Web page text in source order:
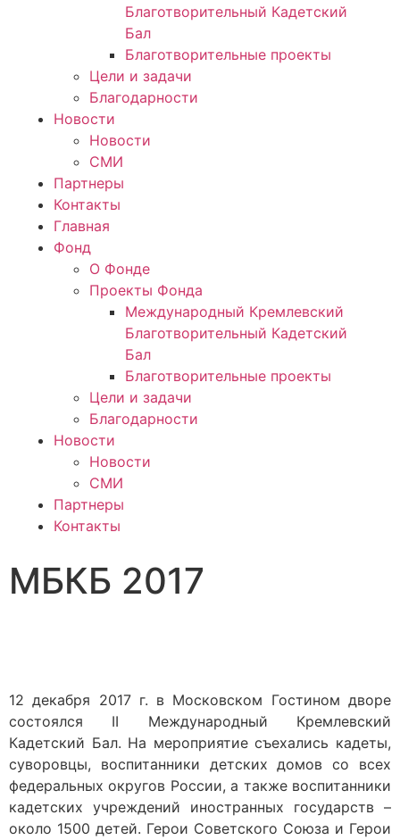
Благотворительный Кадетский
Бал
Благотворительные проекты
Цели и задачи
Благодарности
Новости
Новости
СМИ
Партнеры
Контакты
Главная
Фонд
О Фонде
Проекты Фонда
Международный Кремлевский
Благотворительный Кадетский
Бал
Благотворительные проекты
Цели и задачи
Благодарности
Новости
Новости
СМИ
Партнеры
Контакты
МБКБ 2017
12 декабря 2017 г. в Московском Гостином дворе
состоялся II Международный Кремлевский
Кадетский Бал. На мероприятие съехались кадеты,
суворовцы, воспитанники детских домов со всех
федеральных округов России, а также воспитанники
кадетских учреждений иностранных государств –
около 1500 детей. Герои Советского Союза и Герои